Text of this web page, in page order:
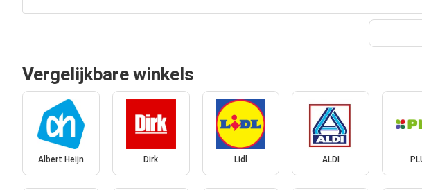
Vergelijkbare winkels
Albert Heijn Dirk Lidl ALDI